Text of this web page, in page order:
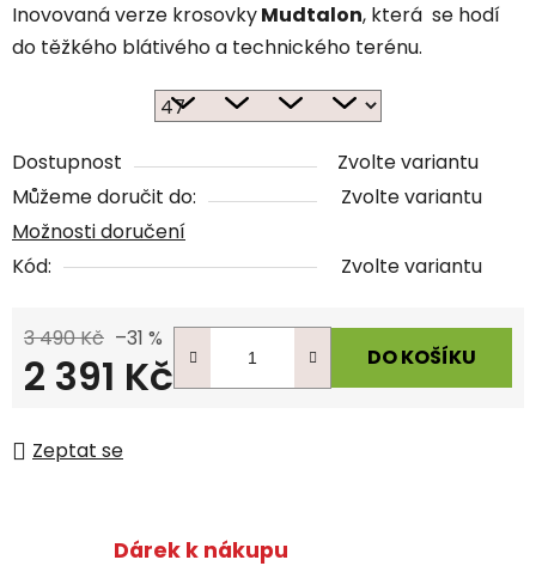
Inovovaná verze krosovkyMudtalon, která se hodí
do těžkého blátivého a technického terénu.
Dostupnost
Zvolte variantu
Můžeme doručit do:
Zvolte variantu
Možnosti doručení
Kód:
Zvolte variantu
3 490 Kč –31 %
2 391 Kč DO KOŠÍKU
Zeptat se
Dárek k nákupu